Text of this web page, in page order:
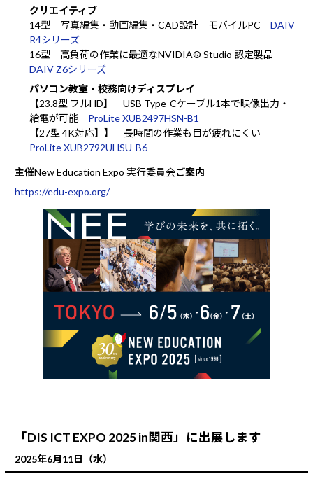
クリエイティブ
14型 写真編集・動画編集・CAD設計 モバイルPC DAIV
R4シリーズ
16型 高負荷の作業に最適なNVIDIA® Studio 認定製品
DAIV Z6シリーズ
パソコン教室・校務向けディスプレイ
【23.8型 フルHD】 USB Type-Cケーブル1本で映像出力・
給電が可能 ProLite XUB2497HSN-B1
【27型 4K対応】】 長時間の作業も目が疲れにくい
ProLite XUB2792UHSU-B6
主催New Education Expo 実行委員会ご案内
https://edu-expo.org/
「DIS ICT EXPO 2025 in関西」に出展します
2025年6月11日（水）